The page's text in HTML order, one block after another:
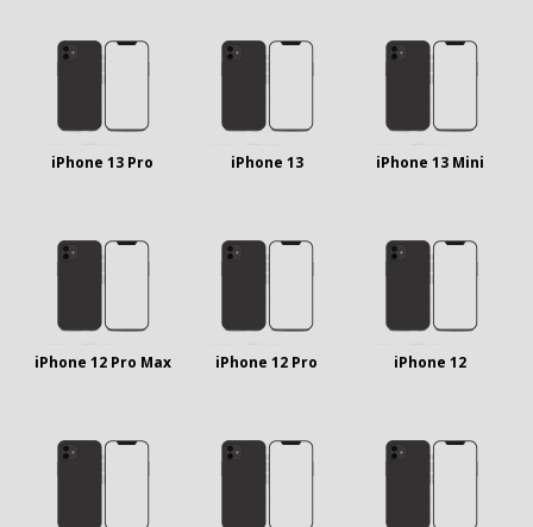
iPhone 13 Pro iPhone 13 iPhone 13 Mini
iPhone 12 Pro Max iPhone 12 Pro iPhone 12